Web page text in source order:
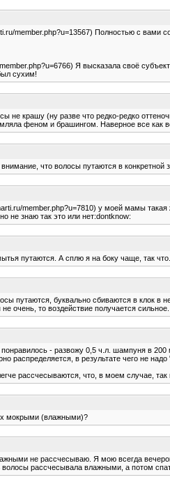
member.php?u=13567) Полностью с вами
Я высказала своё
сухим!
не крашу (ну разве что редко-редко
феном и брашингом. Наверное все
что волосы путаются в
member.php?u=7810) у моей мамы
не знаю так это или нет:dontknow:
путаются. А сплю я на боку чаще, так что...
путаются, буквально сбиваются в клок в
очень, то воздействие получается
- развожу 0,5 ч.л. шампуня в
распределяется, в результате чего не
рассчесываются, что, в моем случае,
мокрыми (влажными)?
не рассчесываю. Я мою всегда
волосы рассчесывала влажными, а потом